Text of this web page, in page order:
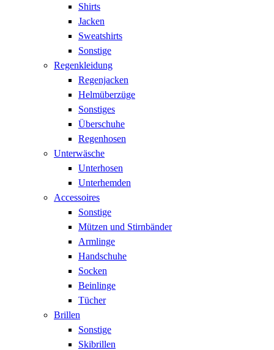
Shirts
Jacken
Sweatshirts
Sonstige
Regenkleidung
Regenjacken
Helmüberzüge
Sonstiges
Überschuhe
Regenhosen
Unterwäsche
Unterhosen
Unterhemden
Accessoires
Sonstige
Mützen und Stirnbänder
Armlinge
Handschuhe
Socken
Beinlinge
Tücher
Brillen
Sonstige
Skibrillen